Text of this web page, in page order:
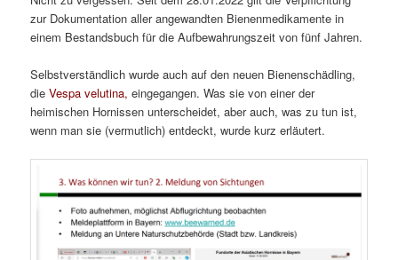
zur Dokumentation aller angewandten Bienenmedikamente in
einem Bestandsbuch für die Aufbewahrungszeit von fünf Jahren.
Selbstverständlich wurde auch auf den neuen Bienenschädling,
die Vespa velutina, eingegangen. Was sie von einer der
heimischen Hornissen unterscheidet, aber auch, was zu tun ist,
wenn man sie (vermutlich) entdeckt, wurde kurz erläutert.